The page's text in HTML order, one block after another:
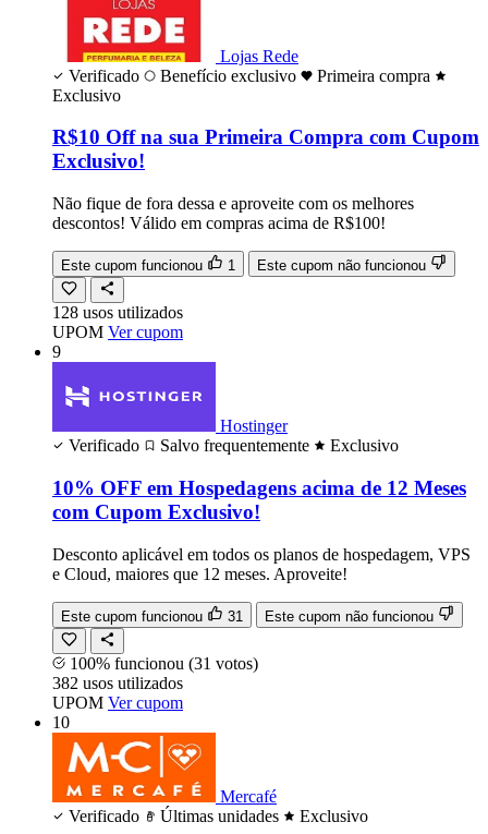
Lojas Rede
Verificado
Benefício exclusivo
Primeira compra
Exclusivo
R$10 Off na sua Primeira Compra com Cupom
Exclusivo!
Não fique de fora dessa e aproveite com os melhores
descontos! Válido em compras acima de R$100!
Este cupom funcionou 1 Este cupom não funcionou
128 usos utilizados
UPOM Ver cupom
9
Hostinger
Verificado
Salvo frequentemente Exclusivo
10% OFF em Hospedagens acima de 12 Meses
com Cupom Exclusivo!
Desconto aplicável em todos os planos de hospedagem, VPS
e Cloud, maiores que 12 meses. Aproveite!
Este cupom funcionou 31 Este cupom não funcionou
100% funcionou (31 votos)
382 usos utilizados
UPOM Ver cupom
10
Mercafé
Verificado
Últimas unidades Exclusivo